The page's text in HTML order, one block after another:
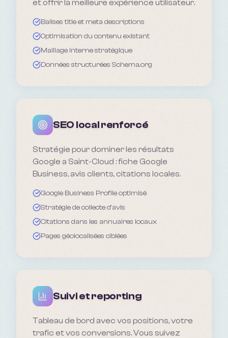
et offrir la meilleure expérience utilisateur.
Balises title et meta descriptions
Optimisation du contenu existant
Maillage interne stratégique
Données structurées Schema.org
SEO local renforcé
Stratégie pour dominer les résultats
Google a Saint-Cloud : fiche Google
Business, avis clients, citations locales.
Google Business Profile optimisé
Stratégie de collecte d'avis
Citations dans les annuaires locaux
Pages géolocalisées ciblées
Suivi et reporting
Tableau de bord avec vos positions, votre
trafic et vos conversions. Vous suivez